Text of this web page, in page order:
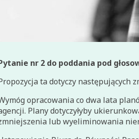
nr 2 do poddania pod
ta dotyczy następujących
opracowania co dwa lata
Plany dotyczyłyby
lub wyeliminowania